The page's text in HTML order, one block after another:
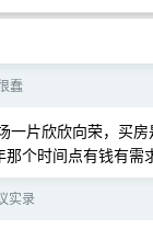
蠢
一片欣欣向荣，买
个时间点有钱有需
实录